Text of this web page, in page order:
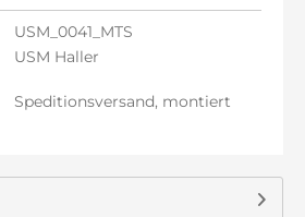
USM_0041_MTS
USM Haller
Speditionsversand, montiert